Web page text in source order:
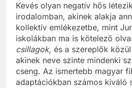
Kevés olyan negatív hős
irodalomban, akinek alakja
kollektív emlékezetbe, mint
iskolákban ma is kötelező
csillagok, és a szereplők
akinek neve szinte mindenki
cseng. Az ismertebb magyar
adaptációkban számos kiváló